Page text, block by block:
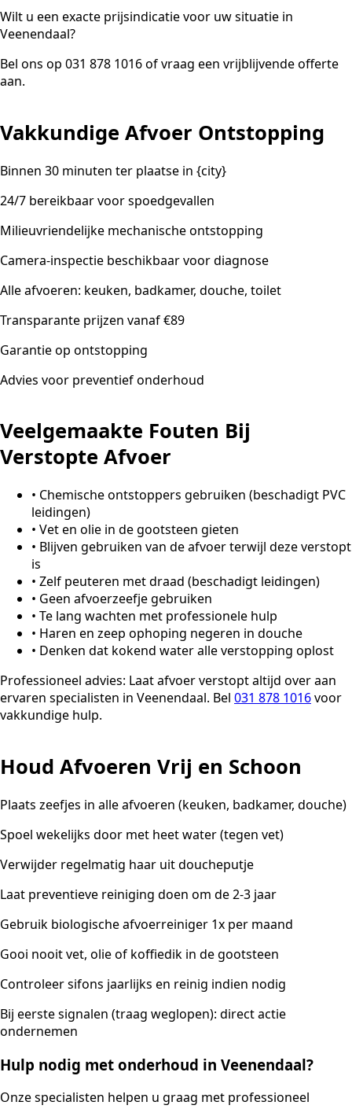
Wilt u een exacte prijsindicatie voor uw situatie in
Veenendaal?
Bel ons op 031 878 1016 of vraag een vrijblijvende offerte
aan.
Vakkundige Afvoer Ontstopping
Binnen 30 minuten ter plaatse in {city}
24/7 bereikbaar voor spoedgevallen
Milieuvriendelijke mechanische ontstopping
Camera-inspectie beschikbaar voor diagnose
Alle afvoeren: keuken, badkamer, douche, toilet
Transparante prijzen vanaf €89
Garantie op ontstopping
Advies voor preventief onderhoud
Veelgemaakte Fouten Bij
Verstopte Afvoer
• Chemische ontstoppers gebruiken (beschadigt PVC
leidingen)
• Vet en olie in de gootsteen gieten
• Blijven gebruiken van de afvoer terwijl deze verstopt
is
• Zelf peuteren met draad (beschadigt leidingen)
• Geen afvoerzeefje gebruiken
• Te lang wachten met professionele hulp
• Haren en zeep ophoping negeren in douche
• Denken dat kokend water alle verstopping oplost
Professioneel advies: Laat afvoer verstopt altijd over aan
ervaren specialisten in Veenendaal. Bel 031 878 1016voor
vakkundige hulp.
Houd Afvoeren Vrij en Schoon
Plaats zeefjes in alle afvoeren (keuken, badkamer, douche)
Spoel wekelijks door met heet water (tegen vet)
Verwijder regelmatig haar uit doucheputje
Laat preventieve reiniging doen om de 2-3 jaar
Gebruik biologische afvoerreiniger 1x per maand
Gooi nooit vet, olie of koffiedik in de gootsteen
Controleer sifons jaarlijks en reinig indien nodig
Bij eerste signalen (traag weglopen): direct actie
ondernemen
Hulp nodig met onderhoud in Veenendaal?
Onze specialisten helpen u graag met professioneel